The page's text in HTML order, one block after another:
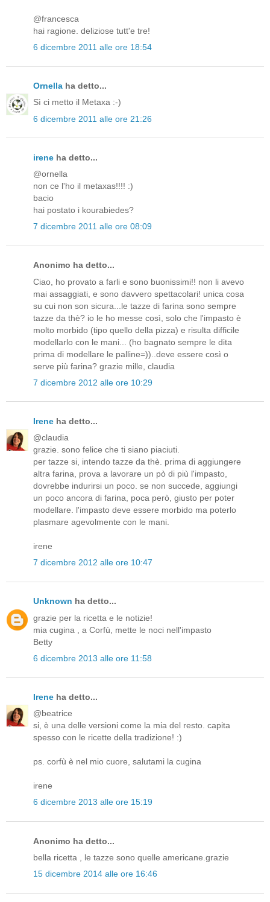
@francesca
hai ragione. deliziose tutt'e tre!
6 dicembre 2011 alle ore 18:54
Ornella ha detto...
Sì ci metto il Metaxa :-)
6 dicembre 2011 alle ore 21:26
irene ha detto...
@ornella
non ce l'ho il metaxas!!!! :)
bacio
hai postato i kourabiedes?
7 dicembre 2011 alle ore 08:09
Anonimo ha detto...
Ciao, ho provato a farli e sono buonissimi!! non li avevo
mai assaggiati, e sono davvero spettacolari! unica cosa
su cui non son sicura...le tazze di farina sono sempre
tazze da thè? io le ho messe così, solo che l'impasto è
molto morbido (tipo quello della pizza) e risulta difficile
modellarlo con le mani... (ho bagnato sempre le dita
prima di modellare le palline=))..deve essere così o
serve più farina? grazie mille, claudia
7 dicembre 2012 alle ore 10:29
Irene ha detto...
@claudia
grazie. sono felice che ti siano piaciuti.
per tazze si, intendo tazze da thè. prima di aggiungere
altra farina, prova a lavorare un pò di più l'impasto,
dovrebbe indurirsi un poco. se non succede, aggiungi
un poco ancora di farina, poca però, giusto per poter
modellare. l'impasto deve essere morbido ma poterlo
plasmare agevolmente con le mani.
irene
7 dicembre 2012 alle ore 10:47
Unknown ha detto...
grazie per la ricetta e le notizie!
mia cugina , a Corfù, mette le noci nell'impasto
Betty
6 dicembre 2013 alle ore 11:58
Irene ha detto...
@beatrice
si, è una delle versioni come la mia del resto. capita
spesso con le ricette della tradizione! :)
ps. corfù è nel mio cuore, salutami la cugina
irene
6 dicembre 2013 alle ore 15:19
Anonimo ha detto...
bella ricetta , le tazze sono quelle americane.grazie
15 dicembre 2014 alle ore 16:46